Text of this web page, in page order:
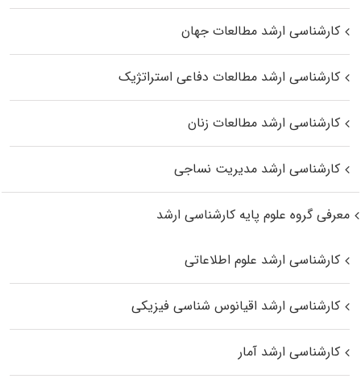
کارشناسی ارشد مطالعات جهان
کارشناسی ارشد مطالعات دفاعی استراتژیک
کارشناسی ارشد مطالعات زنان
کارشناسی ارشد مدیریت نساجی
معرفی گروه علوم پایه کارشناسی ارشد
کارشناسی ارشد علوم اطلاعاتی
کارشناسی ارشد اقیانوس‌ شناسی فیزیکی
کارشناسی ارشد آمار